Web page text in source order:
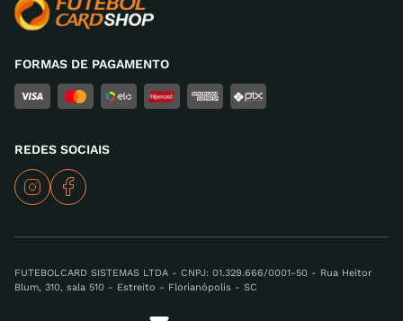
FORMAS DE PAGAMENTO
REDES SOCIAIS
FUTEBOLCARD SISTEMAS LTDA - CNPJ: 01.329.666/0001-50 - Rua Heitor
Blum, 310, sala 510 - Estreito - Florianópolis - SC